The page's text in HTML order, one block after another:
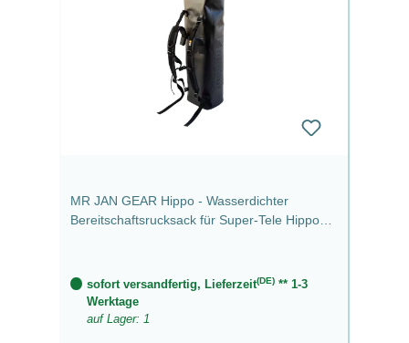
MR JAN GEAR Hippo - Wasserdichter
Bereitschaftsrucksack für Super-Tele Hippo
sofort versandfertig, Lieferzeit(DE)** 1-3
Werktage
auf Lager: 1